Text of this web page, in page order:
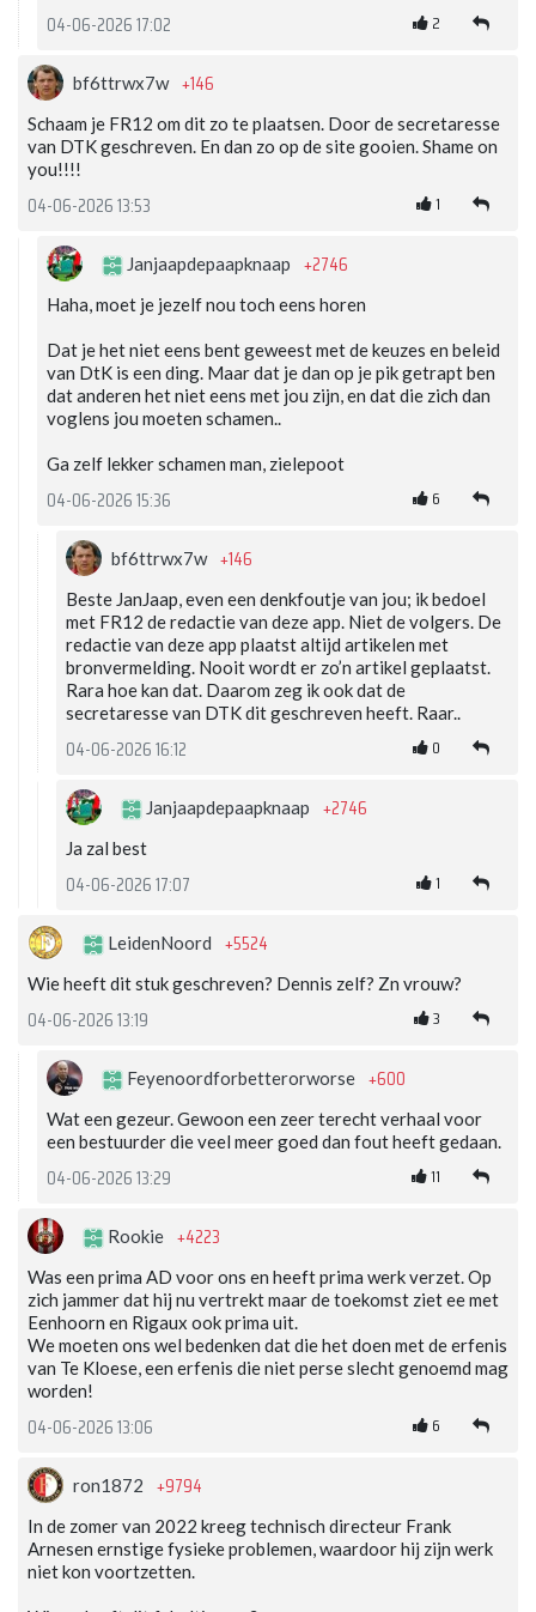
04-06-2026 17:02 2
bf6ttrwx7w +146
Schaam je FR12 om dit zo te plaatsen. Door de secretaresse
van DTK geschreven. En dan zo op de site gooien. Shame on
you!!!!
04-06-2026 13:53 1
Janjaapdepaapknaap +2746
Haha, moet je jezelf nou toch eens horen
Dat je het niet eens bent geweest met de keuzes en beleid
van DtK is een ding. Maar dat je dan op je pik getrapt ben
dat anderen het niet eens met jou zijn, en dat die zich dan
voglens jou moeten schamen..
Ga zelf lekker schamen man, zielepoot
04-06-2026 15:36 6
bf6ttrwx7w +146
Beste JanJaap, even een denkfoutje van jou; ik bedoel
met FR12 de redactie van deze app. Niet de volgers. De
redactie van deze app plaatst altijd artikelen met
bronvermelding. Nooit wordt er zo’n artikel geplaatst.
Rara hoe kan dat. Daarom zeg ik ook dat de
secretaresse van DTK dit geschreven heeft. Raar..
04-06-2026 16:12 0
Janjaapdepaapknaap +2746
Ja zal best
04-06-2026 17:07 1
LeidenNoord +5524
Wie heeft dit stuk geschreven? Dennis zelf? Zn vrouw?
04-06-2026 13:19 3
Feyenoordforbetterorworse +600
Wat een gezeur. Gewoon een zeer terecht verhaal voor
een bestuurder die veel meer goed dan fout heeft gedaan.
04-06-2026 13:29 11
Rookie +4223
Was een prima AD voor ons en heeft prima werk verzet. Op
zich jammer dat hij nu vertrekt maar de toekomst ziet ee met
Eenhoorn en Rigaux ook prima uit.
We moeten ons wel bedenken dat die het doen met de erfenis
van Te Kloese, een erfenis die niet perse slecht genoemd mag
worden!
04-06-2026 13:06 6
ron1872 +9794
In de zomer van 2022 kreeg technisch directeur Frank
Arnesen ernstige fysieke problemen, waardoor hij zijn werk
niet kon voortzetten.